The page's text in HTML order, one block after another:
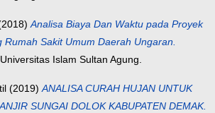
Analisa Biaya Dan Waktu pada Proyek
Sakit Umum Daerah Ungaran.
Islam Sultan Agung.
(2019)ANALISA CURAH HUJAN UNTUK
SUNGAI DOLOK KABUPATEN DEMAK.